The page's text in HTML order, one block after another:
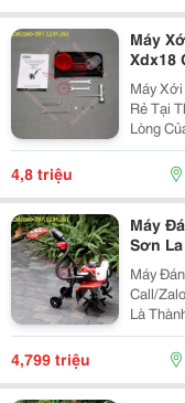
Máy
Xdx18
Máy
Rẻ Tại Thừa Thiên
Lòng
Xới Đất
Nghệ
4,8 triệu
Máy
Sơn La
Máy
Call/
Là Thành Công
Được
Nhu
4,799 triệu